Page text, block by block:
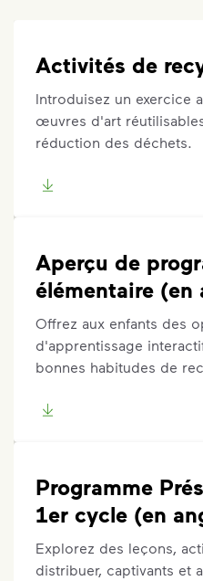
Activités de
Introduisez un exercice
œuvres d'art
réduction des déchets.
Aperçu de
élémentaire (en
Offrez aux enfants des
d'apprentissage
bonnes habitudes de
Programme
1er cycle (en
Explorez des leçons,
distribuer, captivants et